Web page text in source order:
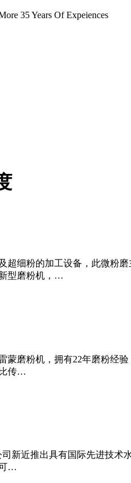
35 Years Of Expeiences
超细粉的加工设备，此微粉
型磨粉机，…
蒙磨粉机，拥有22年磨粉经
传…
新近推出具有国际先进技
…